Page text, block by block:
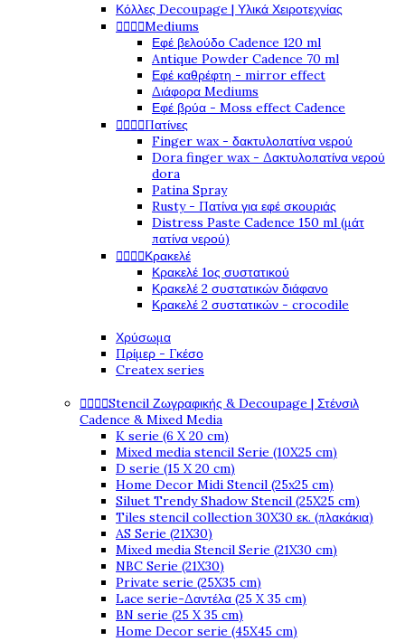
Κόλλες Decoupage | Υλικά Χειροτεχνίας
   Mediums
Εφέ βελούδο Cadence 120 ml
Antique Powder Cadence 70 ml
Εφέ καθρέφτη - mirror effect
Διάφορα Mediums
Εφέ βρύα - Moss effect Cadence
   Πατίνες
Finger wax - δακτυλοπατίνα νερού
Dora finger wax - Δακτυλοπατίνα νερού
dora
Patina Spray
Rusty - Πατίνα για εφέ σκουριάς
Distress Paste Cadence 150 ml (μάτ
πατίνα νερού)
   Κρακελέ
Κρακελέ 1ος συστατικού
Κρακελέ 2 συστατικών διάφανο
Κρακελέ 2 συστατικών - crocodile
Χρύσωμα
Πρίμερ - Γκέσο
Createx series
   Stencil Ζωγραφικής & Decoupage | Στένσιλ
Cadence & Mixed Media
K serie (6 X 20 cm)
Mixed media stencil Serie (10X25 cm)
D serie (15 X 20 cm)
Home Decor Midi Stencil (25x25 cm)
Siluet Trendy Shadow Stencil (25X25 cm)
Tiles stencil collection 30X30 εκ. (πλακάκια)
AS Serie (21X30)
Mixed media Stencil Serie (21X30 cm)
NBC Serie (21X30)
Private serie (25X35 cm)
Lace serie-Δαντέλα (25 X 35 cm)
BN serie (25 X 35 cm)
Home Decor serie (45X45 cm)